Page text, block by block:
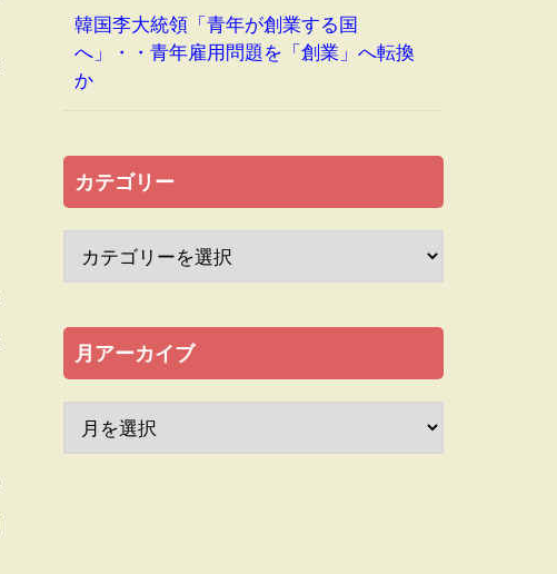
韓国李大統領「青年が創業する国
へ」・・青年雇用問題を「創業」へ転換
か
カテゴリー
月アーカイブ